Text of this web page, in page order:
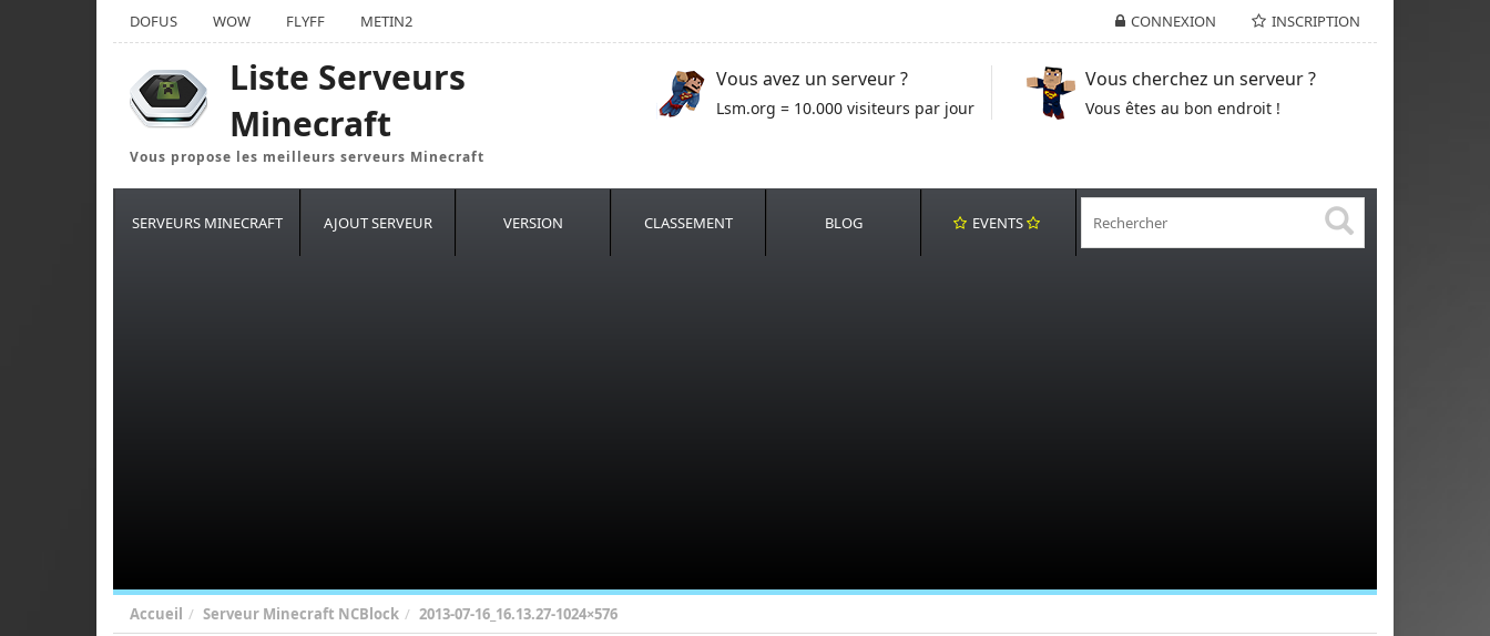
CONNEXION INSCRIPTION
DOFUS WOW FLYFF METIN2
Liste Serveurs
Minecraft
Vous propose les meilleurs serveurs Minecraft
Vous avez un serveur ?
Lsm.org = 10.000 visiteurs par jour
Vous cherchez un serveur ?
Vous êtes au bon endroit !
SERVEURS MINECRAFT AJOUT SERVEUR VERSION CLASSEMENT BLOG EVENTS
Accueil Serveur Minecraft NCBlock 2013-07-16_16.13.27-1024×576